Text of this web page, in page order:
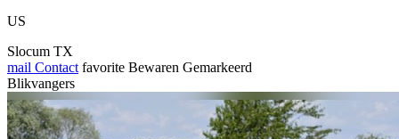
US
Slocum TX
mail Contact favorite Bewaren Gemarkeerd
Blikvangers